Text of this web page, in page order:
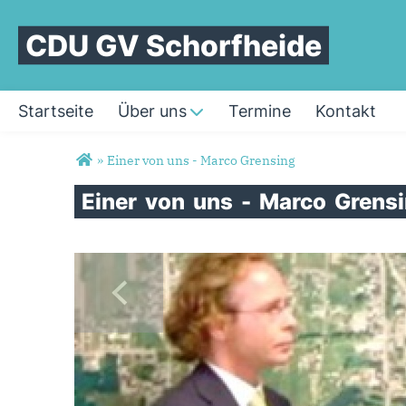
CDU GV Schorfheide
Startseite Über uns Termine Kontakt
Sie sind hier
» Einer von uns - Marco Grensing
Einer von uns - Marco